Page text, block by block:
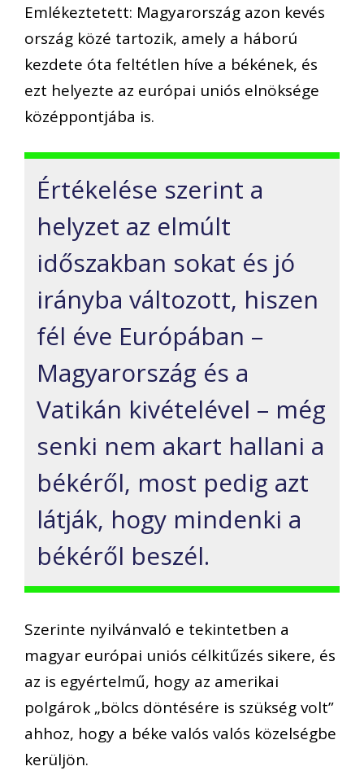
Emlékeztetett: Magyarország azon kevés
ország közé tartozik, amely a háború
kezdete óta feltétlen híve a békének, és
ezt helyezte az európai uniós elnöksége
középpontjába is.
Értékelése szerint a
helyzet az elmúlt
időszakban sokat és jó
irányba változott, hiszen
fél éve Európában –
Magyarország és a
Vatikán kivételével – még
senki nem akart hallani a
békéről, most pedig azt
látják, hogy mindenki a
békéről beszél.
Szerinte nyilvánvaló e tekintetben a
magyar európai uniós célkitűzés sikere, és
az is egyértelmű, hogy az amerikai
polgárok „bölcs döntésére is szükség volt”
ahhoz, hogy a béke valós valós közelségbe
kerüljön.